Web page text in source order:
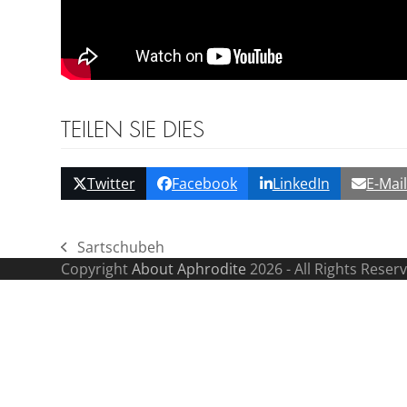
TEILEN SIE DIES
Twitter Facebook LinkedIn E-Mail
vorheriger
Beitrag:
Sartschubeh
CopyrightAbout Aphrodite 2026 - All Rights